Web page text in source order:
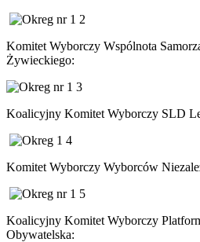
Komitet Wyborczy Wspólnota
Żywieckiego:
Koalicyjny Komitet Wyborczy SLD
Komitet Wyborczy Wyborców
Koalicyjny Komitet Wyborczy
Obywatelska: